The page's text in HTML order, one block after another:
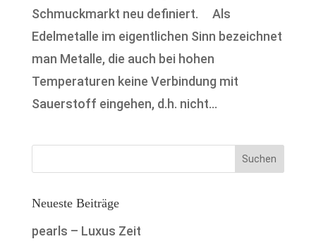
Schmuckmarkt neu definiert. Als
Edelmetalle im eigentlichen Sinn bezeichnet
man Metalle, die auch bei hohen
Temperaturen keine Verbindung mit
Sauerstoff eingehen, d.h. nicht...
Neueste Beiträge
pearls – Luxus Zeit